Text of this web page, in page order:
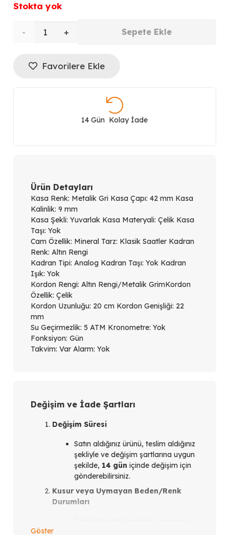
Stokta yok
GUESS
Sepete Ekle
Favorilere Ekle
14 Gün Kolay İade
Ürün Detayları
Kasa Renk: Metalik Gri Kasa Çapı: 42 mm Kasa
Kalinlik: 9 mm
Kasa Şekli: Yuvarlak Kasa Materyali: Çelik Kasa
Taşı: Yok
Cam Özellik: Mineral Tarz: Klasik Saatler Kadran
Renk: Altın Rengi
Kadran Tipi: Analog Kadran Taşı: Yok Kadran
Işık: Yok
Kordon Rengi: Altın Rengi/Metalik GrimKordon
Özellik: Çelik
Kordon Uzunluğu: 20 cm Kordon Genişliği: 22
mm
Su Geçirmezlik: 5 ATM Kronometre: Yok
Fonksiyon: Gün
Takvim: Var Alarm: Yok
Değişim ve İade Şartları
Değişim Süresi
Satın aldığınız ürünü, teslim aldığınız
şekliyle ve değişim şartlarına uygun
şekilde, 14 gün içinde değişim için
gönderebilirsiniz.
Kusur veya Uymayan Beden/Renk
Durumları
Göster